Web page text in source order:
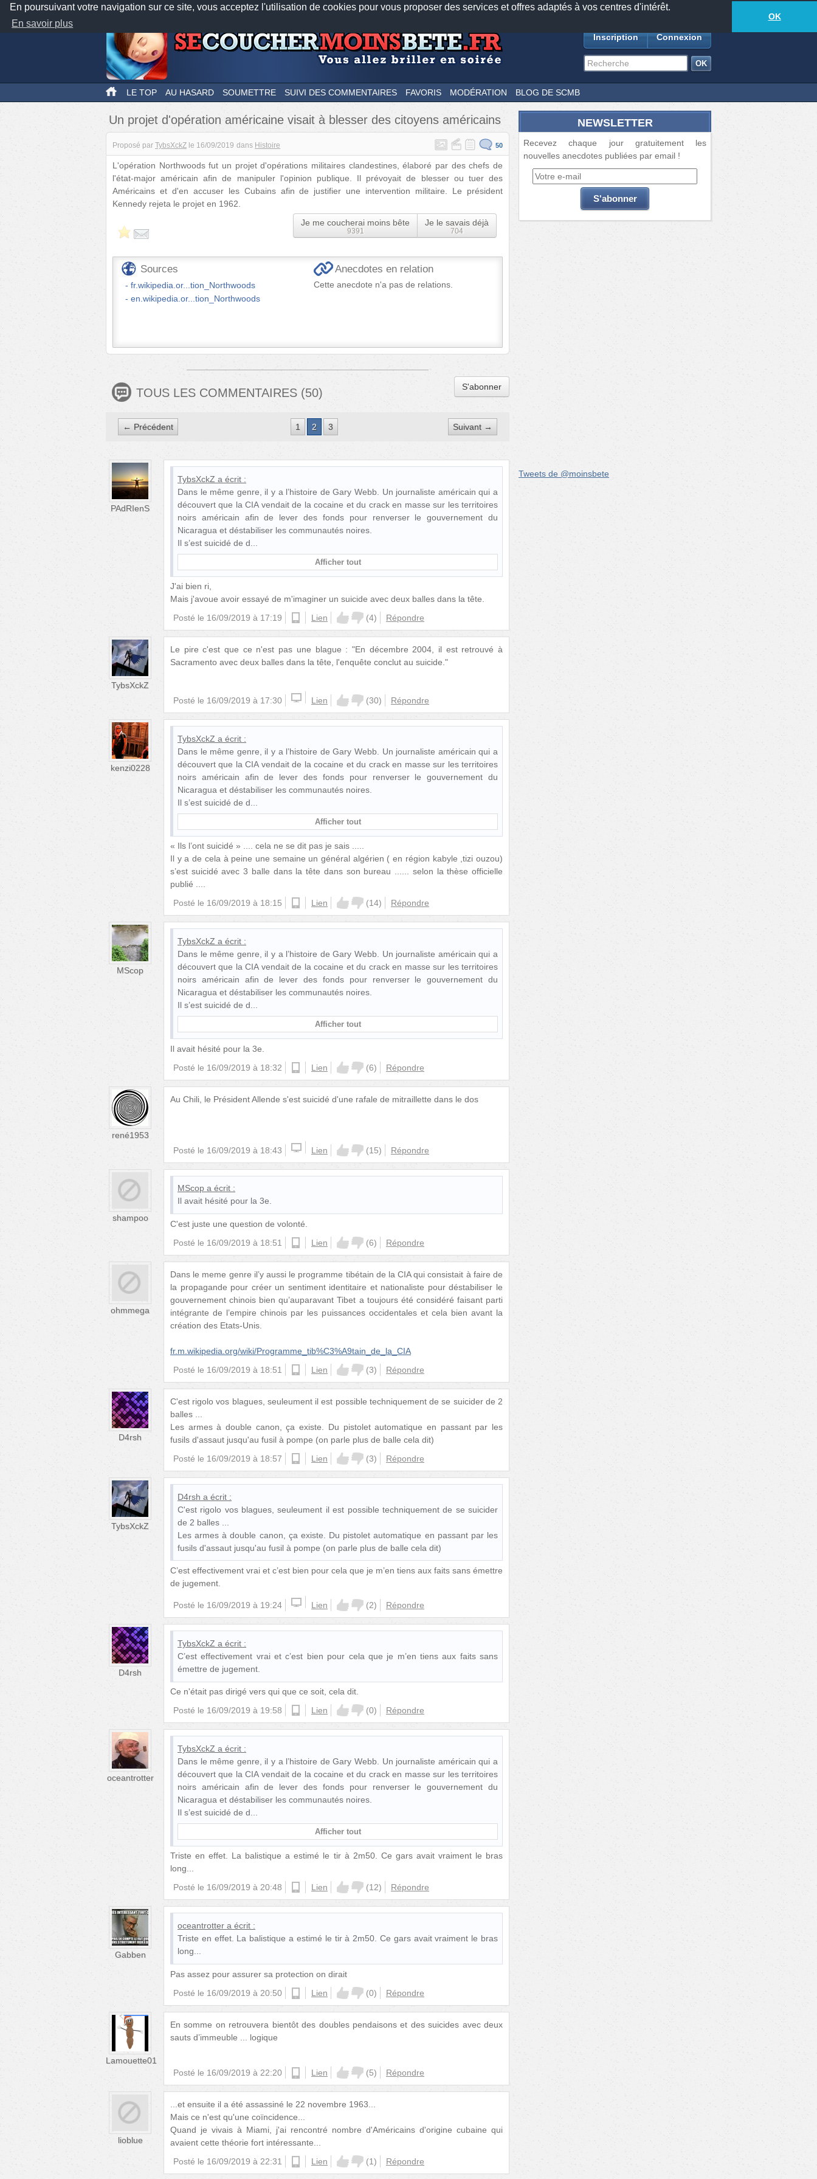
En poursuivant votre navigation sur ce site, vous acceptez l'utilisation de cookies pour vous proposer des services et offres adaptés à vos centres d'intérêt.
En savoir plus
OK
Nos applications mobiles Newsletter Facebook
TwitterFeeds18877anecdotes-583lecteurs connectés
Inscription Connexion
LE TOP AU HASARD SOUMETTRE SUIVI DES COMMENTAIRES FAVORIS MODÉRATION BLOG DE SCMB
Un projet d'opération américaine visait à blesser des citoyens américains
Proposé par TybsXckZ le 16/09/2019 dans Histoire 50
L'opération Northwoods fut un projet d'opérations militaires clandestines, élaboré par des chefs de
l'état-major américain afin de manipuler l'opinion publique. Il prévoyait de blesser ou tuer des
Américains et d'en accuser les Cubains afin de justifier une intervention militaire. Le président
Kennedy rejeta le projet en 1962.
Je me coucherai moins bête
9391
Je le savais déjà
704
Sources
fr.wikipedia.or...tion_Northwoods
en.wikipedia.or...tion_Northwoods
Anecdotes en relation
Cette anecdote n'a pas de relations.
TOUS LES COMMENTAIRES (50) S'abonner
← Précédent 1 2 3 Suivant →
PAdRIenS
TybsXckZ a écrit :
Dans le même genre, il y a l’histoire de Gary Webb. Un journaliste américain qui a
découvert que la CIA vendait de la cocaine et du crack en masse sur les territoires
noirs américain afin de lever des fonds pour renverser le gouvernement du
Nicaragua et déstabiliser les communautés noires.
Il s’est suicidé de d
Afficher tout
J'ai bien ri,
Mais j'avoue avoir essayé de m'imaginer un suicide avec deux balles dans la tête.
Posté le 16/09/2019 à 17:19 androidLien (4) Répondre
TybsXckZ
Le pire c'est que ce n'est pas une blague : "En décembre 2004, il est retrouvé à
Sacramento avec deux balles dans la tête, l'enquête conclut au suicide."
Posté le 16/09/2019 à 17:30 Lien (30) Répondre
kenzi0228
TybsXckZ a écrit :
Dans le même genre, il y a l’histoire de Gary Webb. Un journaliste américain qui a
découvert que la CIA vendait de la cocaine et du crack en masse sur les territoires
noirs américain afin de lever des fonds pour renverser le gouvernement du
Nicaragua et déstabiliser les communautés noires.
Il s’est suicidé de d
Afficher tout
« Ils l’ont suicidé » .... cela ne se dit pas je sais .....
Il y a de cela à peine une semaine un général algérien ( en région kabyle ,tizi ouzou)
s’est suicidé avec 3 balle dans la tête dans son bureau ...... selon la thèse officielle
publié ....
Posté le 16/09/2019 à 18:15 ios Lien (14) Répondre
MScop
TybsXckZ a écrit :
Dans le même genre, il y a l’histoire de Gary Webb. Un journaliste américain qui a
découvert que la CIA vendait de la cocaine et du crack en masse sur les territoires
noirs américain afin de lever des fonds pour renverser le gouvernement du
Nicaragua et déstabiliser les communautés noires.
Il s’est suicidé de d
Afficher tout
Il avait hésité pour la 3e.
Posté le 16/09/2019 à 18:32 Lien (6) Répondre
rené1953
Au Chili, le Président Allende s'est suicidé d'une rafale de mitraillette dans le dos
Posté le 16/09/2019 à 18:43 Lien (15) Répondre
shampoo
MScop a écrit :
Il avait hésité pour la 3e.
C'est juste une question de volonté.
Posté le 16/09/2019 à 18:51 androidLien (6) Répondre
ohmmega
Dans le meme genre il’y aussi le programme tibétain de la CIA qui consistait à faire de
la propagande pour créer un sentiment identitaire et nationaliste pour déstabiliser le
gouvernement chinois bien qu’auparavant Tibet a toujours été considéré faisant parti
intégrante de l’empire chinois par les puissances occidentales et cela bien avant la
création des Etats-Unis.
fr.m.wikipedia.org/wiki/Programme_tib%C3%A9tain_de_la_CIA
Posté le 16/09/2019 à 18:51 Lien (3) Répondre
D4rsh
C'est rigolo vos blagues, seuleument il est possible techniquement de se suicider de 2
balles ...
Les armes à double canon, ça existe. Du pistolet automatique en passant par les
fusils d'assaut jusqu'au fusil à pompe (on parle plus de balle cela dit)
Posté le 16/09/2019 à 18:57 androidLien (3) Répondre
TybsXckZ
D4rsh a écrit :
C'est rigolo vos blagues, seuleument il est possible techniquement de se suicider
de 2 balles ...
Les armes à double canon, ça existe. Du pistolet automatique en passant par les
fusils d'assaut jusqu'au fusil à pompe (on parle plus de balle cela dit)
C’est effectivement vrai et c’est bien pour cela que je m’en tiens aux faits sans émettre
de jugement.
Posté le 16/09/2019 à 19:24 Lien (2) Répondre
D4rsh
TybsXckZ a écrit :
C’est effectivement vrai et c’est bien pour cela que je m’en tiens aux faits sans
émettre de jugement.
Ce n'était pas dirigé vers qui que ce soit, cela dit.
Posté le 16/09/2019 à 19:58 androidLien (0) Répondre
oceantrotter
TybsXckZ a écrit :
Dans le même genre, il y a l’histoire de Gary Webb. Un journaliste américain qui a
découvert que la CIA vendait de la cocaine et du crack en masse sur les territoires
noirs américain afin de lever des fonds pour renverser le gouvernement du
Nicaragua et déstabiliser les communautés noires.
Il s’est suicidé de d
Afficher tout
Triste en effet. La balistique a estimé le tir à 2m50. Ce gars avait vraiment le bras
long...
Posté le 16/09/2019 à 20:48 androidLien (12) Répondre
Gabben
oceantrotter a écrit :
Triste en effet. La balistique a estimé le tir à 2m50. Ce gars avait vraiment le bras
long...
Pas assez pour assurer sa protection on dirait
Posté le 16/09/2019 à 20:50 androidLien (0) Répondre
Lamouette01
En somme on retrouvera bientôt des doubles pendaisons et des suicides avec deux
sauts d’immeuble ... logique
Posté le 16/09/2019 à 22:20 Lien (5) Répondre
lioblue
...et ensuite il a été assassiné le 22 novembre 1963...
Mais ce n'est qu'une coïncidence...
Quand je vivais à Miami, j'ai rencontré nombre d'Américains d'origine cubaine qui
avaient cette théorie fort intéressante...
Posté le 16/09/2019 à 22:31 androidLien (1) Répondre
NEWSLETTER
Recevez chaque jour gratuitement les
nouvelles anecdotes publiées par email !
Tweets de @moinsbete